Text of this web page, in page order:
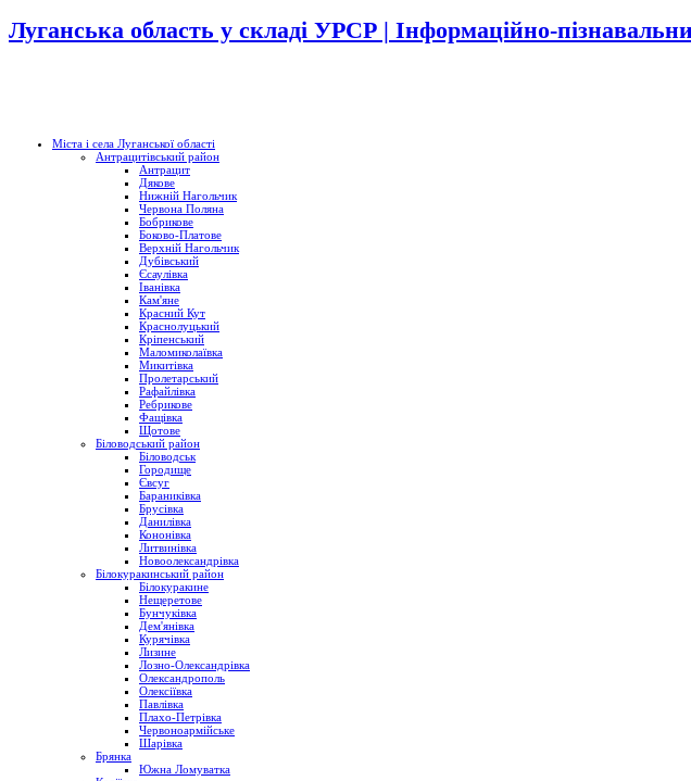
Луганська область у складі УРСР | Інформаційно-
Міста і села Луганської області
Антрацитівський район
Антрацит
Дякове
Нижній Нагольчик
Червона Поляна
Бобрикове
Боково-Платове
Верхній Нагольчик
Дубівський
Єсаулівка
Іванівка
Кам'яне
Красний Кут
Краснолуцький
Кріпенський
Маломиколаївка
Микитівка
Пролетарський
Рафайлівка
Ребрикове
Фащівка
Щотове
Біловодський район
Біловодськ
Городище
Євсуг
Бараниківка
Брусівка
Данилівка
Кононівка
Литвинівка
Новоолександрівка
Білокуракинський район
Білокуракине
Нещеретове
Бунчуківка
Дем'янівка
Курячівка
Лизине
Лозно-Олександрівка
Олександрополь
Олексіївка
Павлівка
Плахо-Петрівка
Червоноармійське
Шарівка
Брянка
Южна Ломуватка